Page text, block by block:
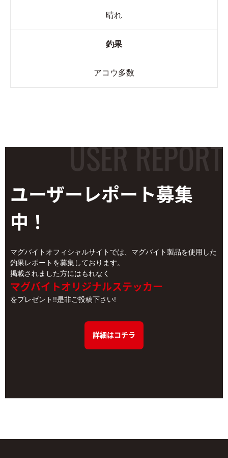
晴れ
釣果
アコウ多数
ユーザーレポート募集
中！
マグバイトオフィシャルサイトでは、マグバイト製品を使用した
釣果レポートを募集しております。
掲載されました方にはもれなく
マグバイトオリジナルステッカー
をプレゼント!!是非ご投稿下さい!
詳細はコチラ